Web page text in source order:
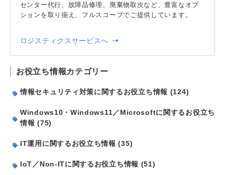
センター代行、故障品修理、廃棄物取次など、豊富なオプ
ションを取り揃え、フルスコープでご提供しています。
ロジスティクスサービスへ
お役立ち情報カテゴリー
情報セキュリティ対策に関するお役立ち情報 (124)
Windows10・Windows11／Microsoftに関するお役立ち
情報 (75)
IT運用に関するお役立ち情報 (35)
IoT／Non-ITに関するお役立ち情報 (51)